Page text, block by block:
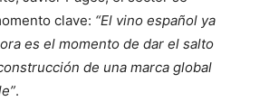
clave: “El vino español ya
es el momento de dar el salto
de una marca global
.